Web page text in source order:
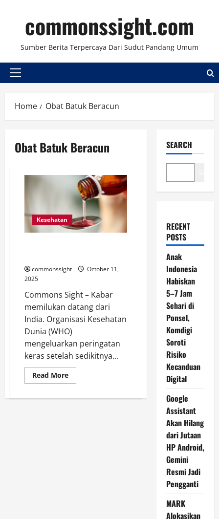
contentcommonssight.com
Sumber Berita Terpercaya Dari Sudut Pandang Umum
Primary
Home Obat Batuk Beracun
Obat Batuk Beracun
Kesehatan
commonssight
October 11,
2025
Commons Sight – Kabar
memilukan datang dari
India. Organisasi Kesehatan
Dunia (WHO)
mengeluarkan peringatan
keras setelah sedikitnya...
Read MoreRead
more
Peringatkan
SEARCH
RECENT
POSTS
Anak
Indonesia
Habiskan
5–7 Jam
Sehari di
Ponsel,
Komdigi
Soroti
Risiko
Kecanduan
Digital
Google
Assistant
Akan Hilang
dari Jutaan
HP Android,
Gemini
Resmi Jadi
Pengganti
MARK
Alokasikan